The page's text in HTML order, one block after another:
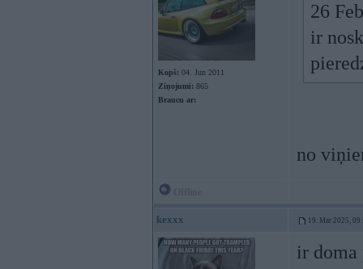
Kopš: 04. Jun 2011
Ziņojumi: 865
Braucu ar:
26
ir
no
kexxx 19. Mar 2025,
ir doma